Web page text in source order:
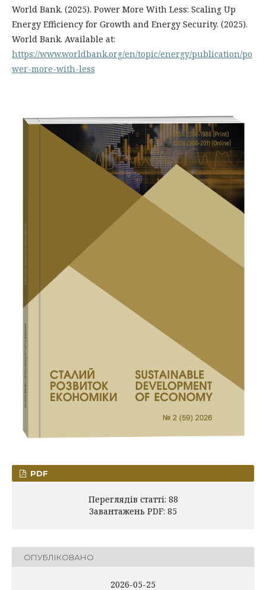
World Bank. (2025). Power More With Less: Scaling Up
Energy Efficiency for Growth and Energy Security. (2025).
World Bank. Available at:
https://www.worldbank.org/en/topic/energy/publication/po
wer-more-with-less
PDF
Переглядів статті: 88
Завантажень PDF: 85
ОПУБЛІКОВАНО
2026-05-25